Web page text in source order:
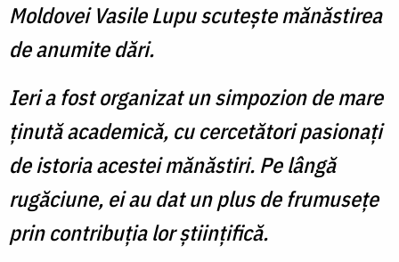
Moldovei Vasile Lupu scutește mănăstirea
de anumite dări.
Ieri a fost organizat un simpozion de mare
ținută academică, cu cercetători pasionați
de istoria acestei mănăstiri. Pe lângă
rugăciune, ei au dat un plus de frumusețe
prin contribuția lor științifică.